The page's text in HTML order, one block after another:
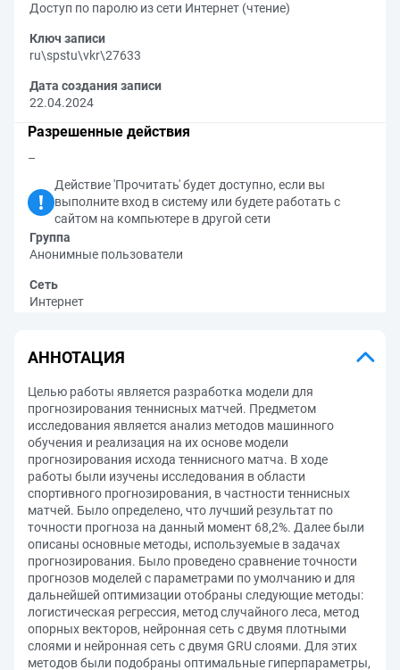
Доступ по паролю из сети Интернет (чтение)
Ключ записи
ru\spstu\vkr\27633
Дата создания записи
22.04.2024
Разрешенные действия
–
Действие 'Прочитать' будет доступно, если вы
выполните вход в систему или будете работать с
сайтом на компьютере в другой сети
Группа
Анонимные пользователи
Сеть
Интернет
АННОТАЦИЯ
Целью работы является разработка модели для
прогнозирования теннисных матчей. Предметом
исследования является анализ методов машинного
обучения и реализация на их основе модели
прогнозирования исхода теннисного матча. В ходе
работы были изучены исследования в области
спортивного прогнозирования, в частности теннисных
матчей. Было определено, что лучший результат по
точности прогноза на данный момент 68,2%. Далее были
описаны основные методы, используемые в задачах
прогнозирования. Было проведено сравнение точности
прогнозов моделей с параметрами по умолчанию и для
дальнейшей оптимизации отобраны следующие методы:
логистическая регрессия, метод случайного леса, метод
опорных векторов, нейронная сеть с двумя плотными
слоями и нейронная сеть с двумя GRU слоями. Для этих
методов были подобраны оптимальные гиперпараметры,